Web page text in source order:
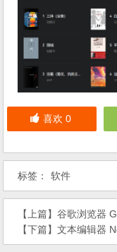
喜欢 0
标签： 软件
【上篇】谷歌浏览器
【下篇】文本编辑器